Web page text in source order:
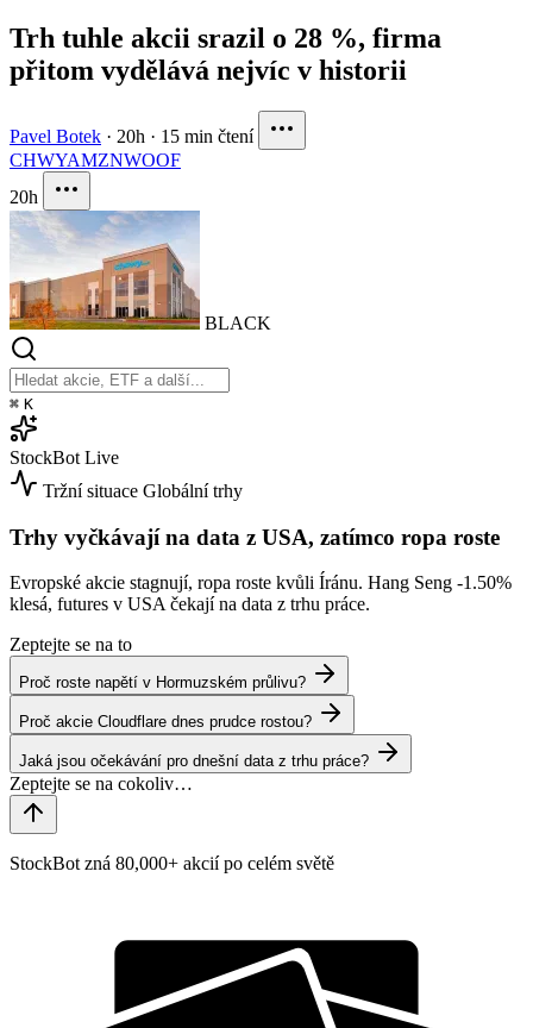
Trh tuhle akcii srazil o 28 %, firma
přitom vydělává nejvíc v historii
Pavel Botek · 20h · 15 min čtení
CHWYAMZNWOOF
20h
BLACK
⌘ K
StockBot Live
Tržní situace Globální trhy
Trhy vyčkávají na data z USA, zatímco ropa roste
Evropské akcie stagnují, ropa roste kvůli Íránu. Hang Seng -1.50%
klesá, futures v USA čekají na data z trhu práce.
Zeptejte se na to
Proč roste napětí v Hormuzském průlivu?
Proč akcie Cloudflare dnes prudce rostou?
Jaká jsou očekávání pro dnešní data z trhu práce?
StockBot zná 80,000+ akcií po celém světě